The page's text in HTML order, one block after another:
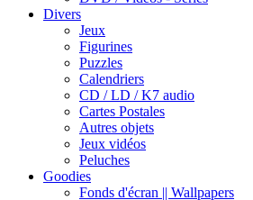
Divers
Jeux
Figurines
Puzzles
Calendriers
CD / LD / K7 audio
Cartes Postales
Autres objets
Jeux vidéos
Peluches
Goodies
Fonds d'écran || Wallpapers